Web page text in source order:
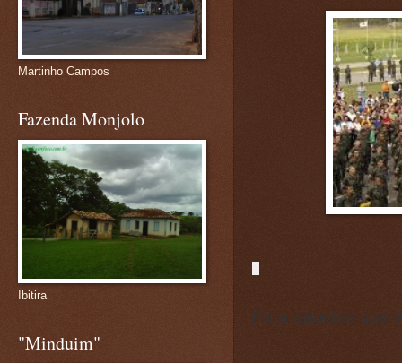
Para aqueles que
Martinho Campos
Fazenda Monjolo
Ibitira
"Minduim"